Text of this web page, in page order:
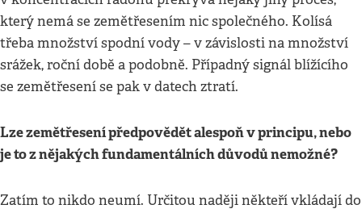
který nemá se zemětřesením nic společného. Kolísá
třeba množství spodní vody – v závislosti na množství
srážek, roční době a podobně. Případný signál blížícího
se zemětřesení se pak v datech ztratí.
Lze zemětřesení předpovědět alespoň v principu, nebo
je to z nějakých fundamentálních důvodů nemožné?
Zatím to nikdo neumí. Určitou naději někteří vkládají do